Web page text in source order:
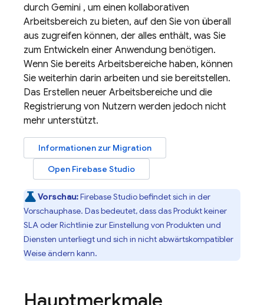
durch Gemini , um einen kollaborativen
Arbeitsbereich zu bieten, auf den Sie von überall
aus zugreifen können, der alles enthält, was Sie
zum Entwickeln einer Anwendung benötigen.
Wenn Sie bereits Arbeitsbereiche haben, können
Sie weiterhin darin arbeiten und sie bereitstellen.
Das Erstellen neuer Arbeitsbereiche und die
Registrierung von Nutzern werden jedoch nicht
mehr unterstützt.
Informationen zur Migration
Open Firebase Studio
Vorschau:Firebase Studiobefindet sich in der
Vorschauphase. Das bedeutet, dass das Produkt keiner
SLA oder Richtlinie zur Einstellung von Produkten und
Diensten unterliegt und sich in nicht abwärtskompatibler
Weise ändern kann.
Hauptmerkmale